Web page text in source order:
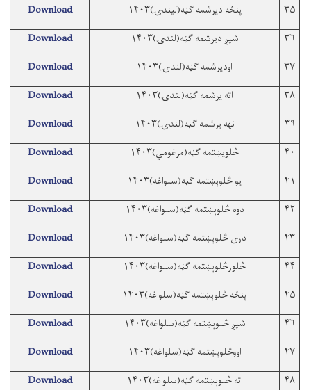
۳۵
پنځه دیرشمه ګڼه(لیندۍ)۱۴۰۳
Download
۳۶
شپږ دیرشمه ګڼه(لندۍ)۱۴۰۳
Download
۳۷
اودیرشمه ګڼه(لندۍ)۱۴۰۳
Download
۳۸
اته یرشمه ګڼه(لندۍ)۱۴۰۳
Download
۳۹
نهه یرشمه ګڼه(لندۍ)۱۴۰۳
Download
۴۰
څلویښتمه ګڼه(مرغومي)۱۴۰۳
Download
۴۱
یو څلوېښتمه ګڼه(سلواغه)۱۴۰۳
Download
۴۲
دوه څلوېښتمه ګڼه(سلواغه)۱۴۰۳
Download
۴۳
دری څلوېښتمه ګڼه(سلواغه)۱۴۰۳
Download
۴۴
څلورڅلوېښتمه ګڼه(سلواغه)۱۴۰۳
Download
۴۵
پنځه څلوېښتمه ګڼه(سلواغه)۱۴۰۳
Download
۴۶
شپږ څلوېښتمه ګڼه(سلواغه)۱۴۰۳
Download
۴۷
اووڅلوېښتمه ګڼه(سلواغه)۱۴۰۳
Download
۴۸
اته څلوېښتمه ګڼه(سلواغه)۱۴۰۳
Download